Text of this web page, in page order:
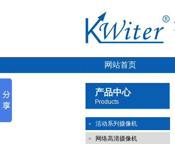
网站首页
产品中心
Products
活动系列摄像机
网络高清摄像机